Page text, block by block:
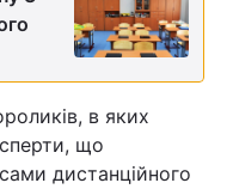
в яких
що
дистанційного